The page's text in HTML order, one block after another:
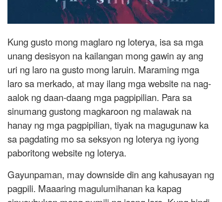
Kung gusto mong maglaro ng loterya, isa sa mga
unang desisyon na kailangan mong gawin ay ang
uri ng laro na gusto mong laruin. Maraming mga
laro sa merkado, at may ilang mga website na nag-
aalok ng daan-daang mga pagpipilian. Para sa
sinumang gustong magkaroon ng malawak na
hanay ng mga pagpipilian, tiyak na magugunaw ka
sa pagdating mo sa seksyon ng loterya ng iyong
paboritong website ng loterya.
Gayunpaman, may downside din ang kahusayan ng
pagpili. Maaaring magulumihanan ka kapag